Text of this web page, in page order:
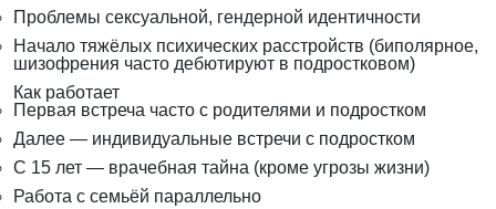
Проблемы сексуальной, гендерной идентичности
Начало тяжёлых психических расстройств (биполярное,
шизофрения часто дебютируют в подростковом)
Как работает
Первая встреча часто с родителями и подростком
Далее — индивидуальные встречи с подростком
С 15 лет — врачебная тайна (кроме угрозы жизни)
Работа с семьёй параллельно